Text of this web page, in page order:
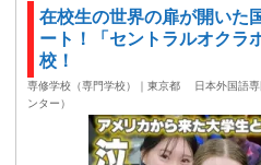
在校生の世界の扉が開いた
ート！「セントラルオクラ
校！
専修学校（専門学校）｜東京都
日本外国語
ンター）